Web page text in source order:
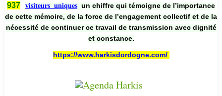
937
visiteurs uniques un chiffre qui témoigne de l’importance
de cette mémoire, de la force de l’engagement collectif et de la
nécessité de continuer ce travail de transmission avec dignité
et constance.
https://www.harkisdordogne.com/